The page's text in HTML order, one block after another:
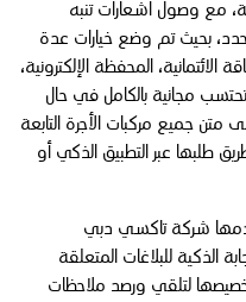
مع وصول اشعارات تنبه
بحيث تم وضع خيارات عدة
المحفظة الإلكترونية،
مجانية بالكامل في حال
متن جميع مركبات الأجرة التابعة
عبر التطبيق الذكي أو
شركة تاكسي دبي
الذكية للبلاغات المتعلقة
تخصيصها لتلقي ورصد ملاحظات